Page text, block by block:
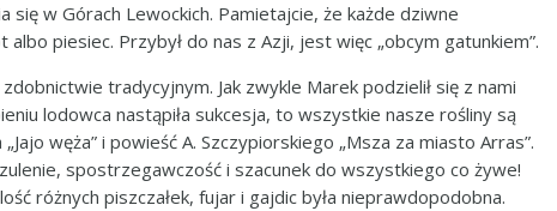
w Górach Lewockich. Pamietajcie, że każde dziwne
piesiec. Przybył do nas z Azji, jest więc „obcym gatunkiem”.
tradycyjnym. Jak zwykle Marek podzielił się z nami
lodowca nastąpiła sukcesja, to wszystkie nasze rośliny są
węża” i powieść A. Szczypiorskiego „Msza za miasto Arras”.
spostrzegawczość i szacunek do wszystkiego co żywe!
różnych piszczałek, fujar i gajdic była nieprawdopodobna.